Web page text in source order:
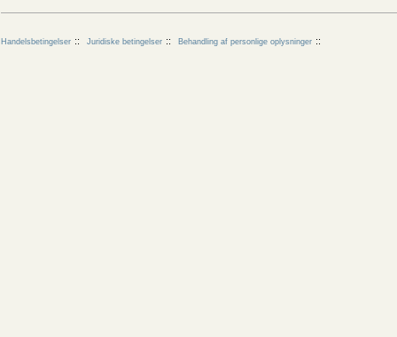
Handelsbetingelser Juridiske betingelser Behandling af personlige oplysninger